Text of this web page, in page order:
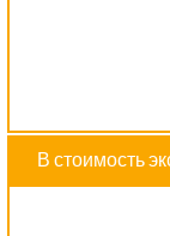
В стоимость